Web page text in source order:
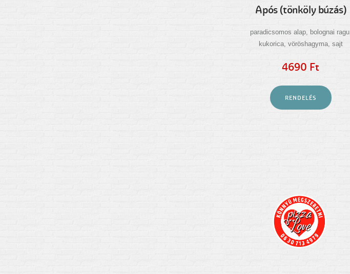
Após (tönköly búzás)
paradicsomos alap, bolognai ragu,
kukorica, vöröshagyma, sajt
4690 Ft
RENDELÉS